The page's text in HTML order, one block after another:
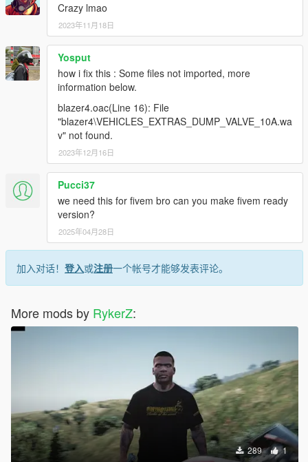
Crazy lmao
2023年11月18日
Yosput
how i fix this : Some files not imported, more
information below.
blazer4.oac(Line 16): File
"blazer4\VEHICLES_EXTRAS_DUMP_VALVE_10A.wa
v" not found.
2023年12月16日
Pucci37
we need this for fivem bro can you make fivem ready
version?
2025年04月28日
加入对话！ 登入或注册一个帐号才能够发表评论。
More mods by RykerZ:
289 1